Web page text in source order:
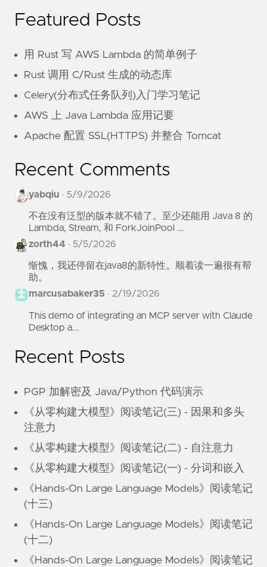
Featured Posts
用 Rust 写 AWS Lambda 的简单例子
Rust 调用 C/Rust 生成的动态库
Celery(分布式任务队列)入门学习笔记
AWS 上 Java Lambda 应用记要
Apache 配置 SSL(HTTPS) 并整合 Tomcat
Recent Comments
yabqiu · 5/9/2026
不在没有泛型的版本就不错了。至少还能用 Java 8 的
Lambda, Stream, 和 ForkJoinPool ...
zorth44 · 5/5/2026
惭愧，我还停留在java8的新特性。顺着读一遍很有帮
助。
marcusabaker35 · 2/19/2026
This demo of integrating an MCP server with Claude
Desktop a...
Recent Posts
PGP 加解密及 Java/Python 代码演示
《从零构建大模型》阅读笔记(三) - 因果和多头
注意力
《从零构建大模型》阅读笔记(二) - 自注意力
《从零构建大模型》阅读笔记(一) - 分词和嵌入
《Hands-On Large Language Models》阅读笔记
(十三)
《Hands-On Large Language Models》阅读笔记
(十二)
《Hands-On Large Language Models》阅读笔记